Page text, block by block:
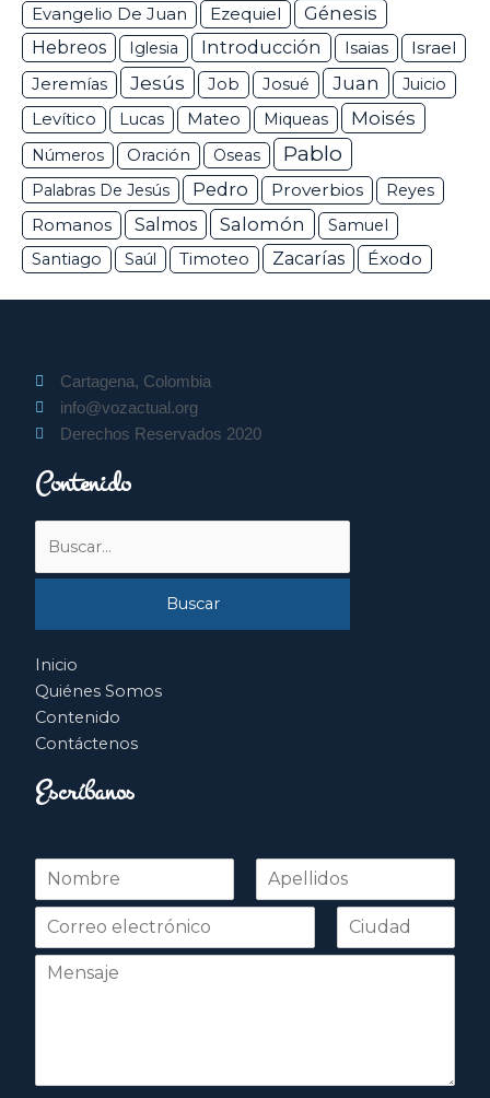
Evangelio De Juan Ezequiel
Génesis
Hebreos
Iglesia Introducción Isaias Israel
Jeremías Jesús Job Josué Juan
Juicio
Levítico
Lucas Mateo Miqueas Moisés
Números Oración Oseas Pablo
Palabras De Jesús Pedro Proverbios Reyes
Romanos Salmos Salomón
Samuel
Santiago
Saúl Timoteo Zacarías Éxodo
Cartagena, Colombia
info@vozactual.org
Derechos Reservados 2020
Contenido
por:
Inicio
Quiénes Somos
Contenido
Contáctenos
Escríbanos
N
m
r
Nombre Apellidos